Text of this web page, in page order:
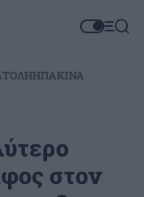
ΗΠΑΚΙΝΑ
στον